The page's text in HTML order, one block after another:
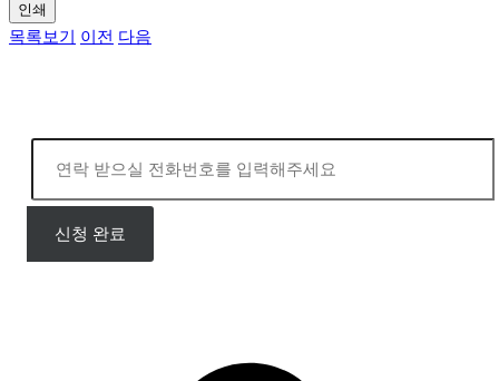
인쇄
목록보기 이전 다음